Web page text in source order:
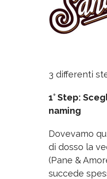
3 differenti
1° Step:
naming
Dovevamo
di dosso la
(Pane &
succede